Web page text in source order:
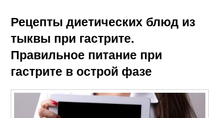
Рецепты диетических блюд из
тыквы при гастрите.
Правильное питание при
гастрите в острой фазе